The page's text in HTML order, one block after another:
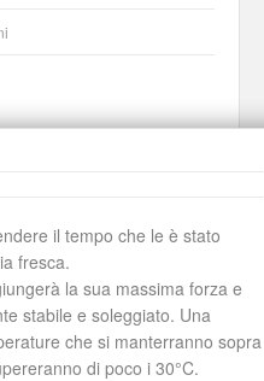
il tempo che le è stato
fresca.
la sua massima forza e
stabile e soleggiato. Una
che si manterranno sopra
di poco i 30°C.